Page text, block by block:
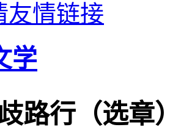
友情链接
学
路行（选章）